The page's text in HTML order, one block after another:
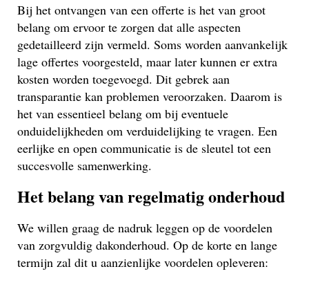
Bij het ontvangen van een offerte is het van groot
belang om ervoor te zorgen dat alle aspecten
gedetailleerd zijn vermeld. Soms worden aanvankelijk
lage offertes voorgesteld, maar later kunnen er extra
kosten worden toegevoegd. Dit gebrek aan
transparantie kan problemen veroorzaken. Daarom is
het van essentieel belang om bij eventuele
onduidelijkheden om verduidelijking te vragen. Een
eerlijke en open communicatie is de sleutel tot een
succesvolle samenwerking.
Het belang van regelmatig onderhoud
We willen graag de nadruk leggen op de voordelen
van zorgvuldig dakonderhoud. Op de korte en lange
termijn zal dit u aanzienlijke voordelen opleveren: